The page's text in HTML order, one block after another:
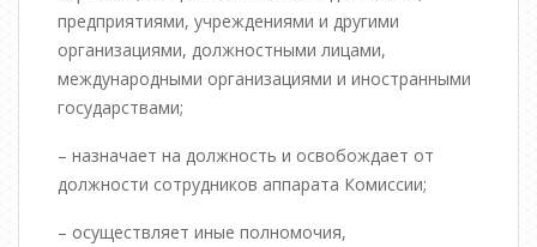
предприятиями, учреждениями и другими
организациями, должностными лицами,
международными организациями и иностранными
государствами;
– назначает на должность и освобождает от
должности сотрудников аппарата Комиссии;
– осуществляет иные полномочия,